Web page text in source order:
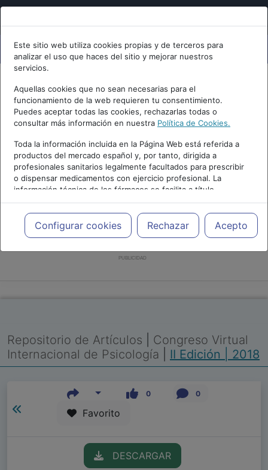
Este sitio web utiliza cookies propias y de terceros para
analizar el uso que haces del sitio y mejorar nuestros
servicios.
Aquellas cookies que no sean necesarias para el
funcionamiento de la web requieren tu consentimiento.
Puedes aceptar todas las cookies, rechazarlas todas o
consultar más información en nuestra Política de Cookies.
Toda la información incluida en la Página Web está referida a
productos del mercado español y, por tanto, dirigida a
profesionales sanitarios legalmente facultados para prescribir
o dispensar medicamentos con ejercicio profesional. La
información técnica de los fármacos se facilita a título
meramente informativo, siendo responsabilidad de los
profesionales facultados prescribir medicamentos y decidir, en
cada caso concreto, el tratamiento más adecuado a las
necesidades del paciente.
Configurar cookies Rechazar Acepto
PUBLICIDAD
Repositorio de Artículos
Congreso Virtual
Internacional de Psicología
II Edición | 2018
0 0
Favorito
DESCARGAR